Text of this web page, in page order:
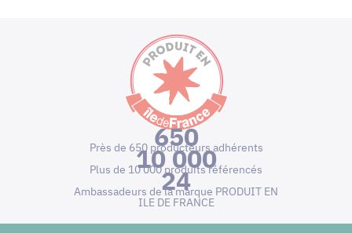
650
Près de 650 producteurs adhérents
10 000
Plus de 10 000 produits référencés
24
Ambassadeurs de la marque PRODUIT EN
ILE DE FRANCE